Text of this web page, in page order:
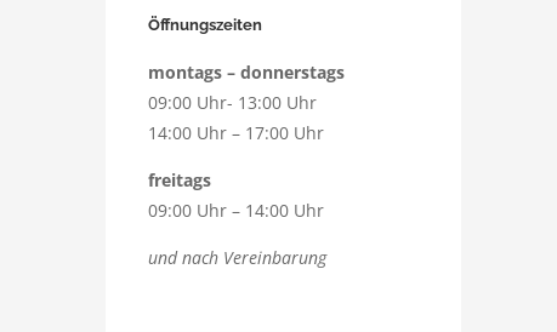
Öffnungszeiten
montags – donnerstags
09:00 Uhr- 13:00 Uhr
14:00 Uhr – 17:00 Uhr
freitags
09:00 Uhr – 14:00 Uhr
und nach Vereinbarung